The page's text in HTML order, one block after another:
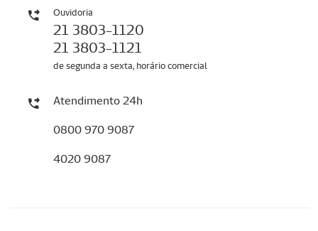
Ouvidoria
21 3803-1120
21 3803-1121
de segunda a sexta, horário comercial
Atendimento 24h
0800 970 9087
4020 9087